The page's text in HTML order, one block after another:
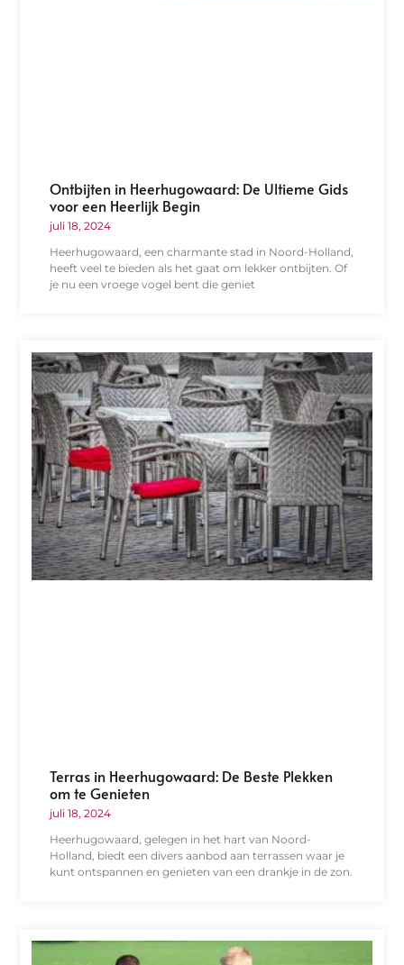
Ontbijten in Heerhugowaard: De Ultieme Gids
voor een Heerlijk Begin
juli 18, 2024
Heerhugowaard, een charmante stad in Noord-Holland,
heeft veel te bieden als het gaat om lekker ontbijten. Of
je nu een vroege vogel bent die geniet
Terras in Heerhugowaard: De Beste Plekken
om te Genieten
juli 18, 2024
Heerhugowaard, gelegen in het hart van Noord-
Holland, biedt een divers aanbod aan terrassen waar je
kunt ontspannen en genieten van een drankje in de zon.